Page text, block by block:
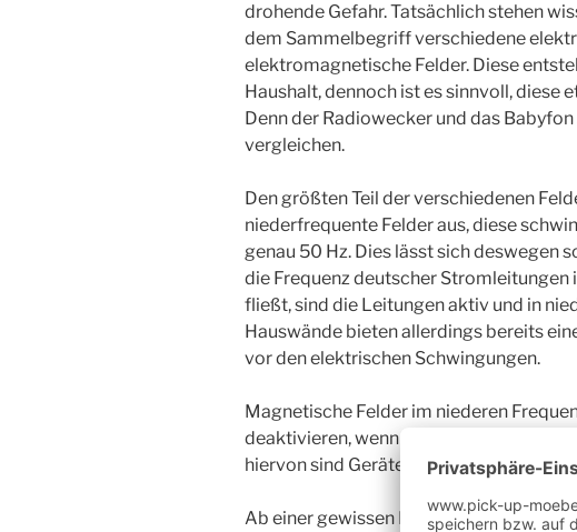
drohende Gefahr. Tatsächlich stehen
dem Sammelbegriff verschiedene
elektromagnetische Felder. Diese
Haushalt, dennoch ist es sinnvoll, diese
Denn der Radiowecker und das
vergleichen.
Den größten Teil der verschiedenen
niederfrequente Felder aus, diese
genau 50 Hz. Dies lässt sich deswegen
die Frequenz deutscher Stromleitungen
fließt, sind die Leitungen aktiv und in
Hauswände bieten allerdings bereits
vor den elektrischen Schwingungen.
Magnetische Felder im niederen
deaktivieren, wenn die Geräte
hiervon sind Geräte mit
Ab einer gewissen Höhe der